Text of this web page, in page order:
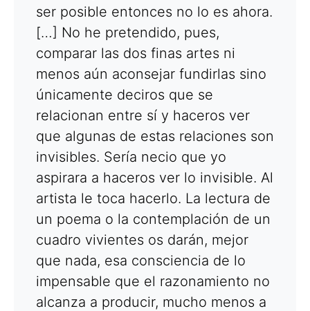
ser posible entonces no lo es ahora.
[…] No he pretendido, pues,
comparar las dos finas artes ni
menos aún aconsejar fundirlas sino
únicamente deciros que se
relacionan entre sí y haceros ver
que algunas de estas relaciones son
invisibles. Sería necio que yo
aspirara a haceros ver lo invisible. Al
artista le toca hacerlo. La lectura de
un poema o la contemplación de un
cuadro vivientes os darán, mejor
que nada, esa consciencia de lo
impensable que el razonamiento no
alcanza a producir, mucho menos a